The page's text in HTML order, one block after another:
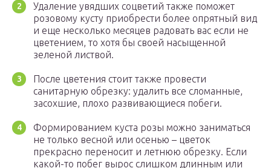
Удаление увядших соцветий также поможет
розовому кусту приобрести более опрятный вид
и еще несколько месяцев радовать вас если не
цветением, то хотя бы своей насыщенной
зеленой листвой.
После цветения стоит также провести
санитарную обрезку: удалить все сломанные,
засохшие, плохо развивающиеся побеги.
Формированием куста розы можно заниматься
не только весной или осенью – цветок
прекрасно переносит и летнюю обрезку. Если
какой-то побег вырос слишком длинным или